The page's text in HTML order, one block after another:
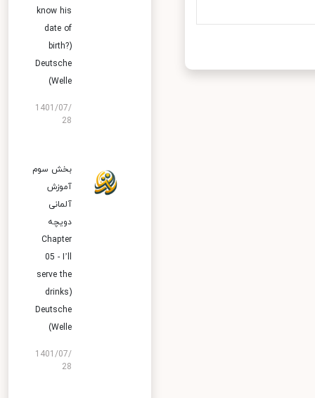
know his
date of
birth?)
Deutsche
Welle)
1401/07/
28
بخش سوم
آموزش
آلمانی
دویچه
Chapter
05 - I’ll
serve the
drinks)
Deutsche
Welle)
1401/07/
28